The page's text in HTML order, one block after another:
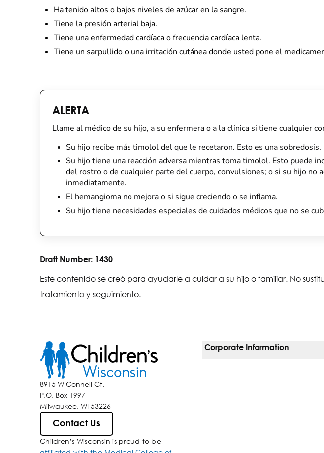
Ha tenido altos o bajos niveles de azúcar en la sangre.
Tiene la presión arterial baja.
Tiene una enfermedad cardíaca o frecuencia cardíaca lenta.
Tiene un sarpullido o una irritación cutánea donde usted pone el
ALERTA
Llame al médico de su hijo, a su enfermera o a la clínica si tiene cualquier
Su hijo recibe más timolol del que le recetaron. Esto es una
Su hijo tiene una reacción adversa mientras toma timolol. Esto puede
del rostro o de cualquier parte del cuerpo, convulsiones; o si su hijo no
inmediatamente.
El hemangioma no mejora o si sigue creciendo o se inflama.
Su hijo tiene necesidades especiales de cuidados médicos que no se
Draft Number: 1430
Este contenido se creó para ayudarle a cuidar a su hijo o familiar. No
tratamiento y seguimiento.
8915 W Connell Ct.
P.O. Box 1997
Milwaukee, WI 53226
Contact Us
Children’s Wisconsin is proud to be
Corporate Information